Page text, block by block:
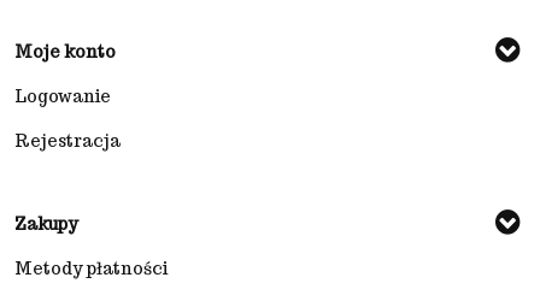
Moje konto
Logowanie
Rejestracja
Zakupy
Metody płatności